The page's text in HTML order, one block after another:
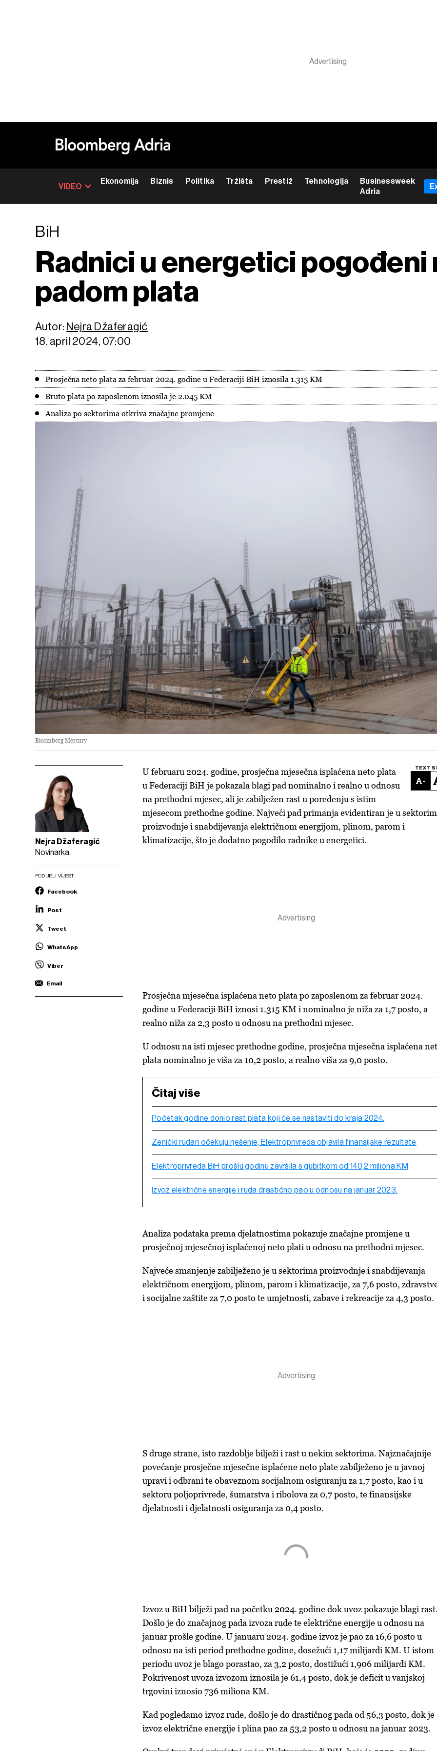
VIDEO
Ekonomija Biznis Politika Tržišta Prestiž Tehnologija
Businessweek
Adria
BiH
Radnici u energetici pogođeni
padom plata
Autor: Nejra Džaferagić
18. april 2024, 07:00
Prosječna neto plata za februar 2024. godine u Federaciji BiH iznosila 1.315 KM
Bruto plata po zaposlenom iznosila je 2.045 KM
Analiza po sektorima otkriva značajne promjene
Bloomberg Mercury
Nejra Džaferagić
Novinarka
PODIJELI VIJEST
Facebook
Post
Tweet
WhatsApp
Viber
Email
TEXT
-
U februaru 2024. godine, prosječna mjesečna isplaćena neto plata
u Federaciji BiH je pokazala blagi pad nominalno i realno u odnosu
na prethodni mjesec, ali je zabilježen rast u poređenju s istim
mjesecom prethodne godine. Najveći pad primanja evidentiran je u
proizvodnje i snabdijevanja električnom energijom, plinom, parom i
klimatizacije, što je dodatno pogodilo radnike u energetici.
Prosječna mjesečna isplaćena neto plata po zaposlenom za februar 2024.
godine u Federaciji BiH iznosi 1.315 KM i nominalno je niža za 1,7 posto, a
realno niža za 2,3 posto u odnosu na prethodni mjesec.
U odnosu na isti mjesec prethodne godine, prosječna mjesečna isplaćena
plata nominalno je viša za 10,2 posto, a realno viša za 9,0 posto.
Čitaj više
Početak godine donio rast plata koji će se nastaviti do kraja 2024.
Zenički rudari očekuju rješenje, Elektroprivreda objavila finansijske rezultate
Elektroprivreda BiH prošlu godinu završila s gubitkom od 140,2 miliona KM
Izvoz električne energije i ruda drastično pao u odnosu na januar 2023.
Analiza podataka prema djelatnostima pokazuje značajne promjene u
prosječnoj mjesečnoj isplaćenoj neto plati u odnosu na prethodni mjesec.
Najveće smanjenje zabilježeno je u sektorima proizvodnje i snabdijevanja
električnom energijom, plinom, parom i klimatizacije, za 7,6 posto,
i socijalne zaštite za 7,0 posto te umjetnosti, zabave i rekreacije za 4,3 posto.
S druge strane, isto razdoblje bilježi i rast u nekim sektorima. Najznačajnije
povećanje prosječne mjesečne isplaćene neto plate zabilježeno je u javnoj
upravi i odbrani te obaveznom socijalnom osiguranju za 1,7 posto, kao i u
sektoru poljoprivrede, šumarstva i ribolova za 0,7 posto, te finansijske
djelatnosti i djelatnosti osiguranja za 0,4 posto.
Izvoz u BiH bilježi pad na početku 2024. godine dok uvoz pokazuje blagi
Došlo je do značajnog pada izvoza rude te električne energije u odnosu na
januar prošle godine. U januaru 2024. godine izvoz je pao za 16,6 posto u
odnosu na isti period prethodne godine, dosežući 1,17 milijardi KM. U istom
periodu uvoz je blago porastao, za 3,2 posto, dostižući 1,906 milijardi KM.
Pokrivenost uvoza izvozom iznosila je 61,4 posto, dok je deficit u vanjskoj
trgovini iznosio 736 miliona KM.
Kad pogledamo izvoz rude, došlo je do drastičnog pada od 56,3 posto, dok je
izvoz električne energije i plina pao za 53,2 posto u odnosu na januar 2023.